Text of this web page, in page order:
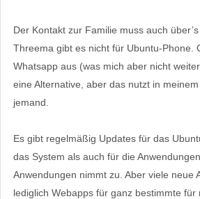
Der Kontakt zur Familie muss auch
Threema gibt es nicht für Ubuntu-Phone.
Whatsapp aus (was mich aber nicht
eine Alternative, aber das nutzt in
jemand.
Es gibt regelmäßig Updates für das
das System als auch für die
Anwendungen nimmt zu. Aber viele neue
lediglich Webapps für ganz bestimmte für